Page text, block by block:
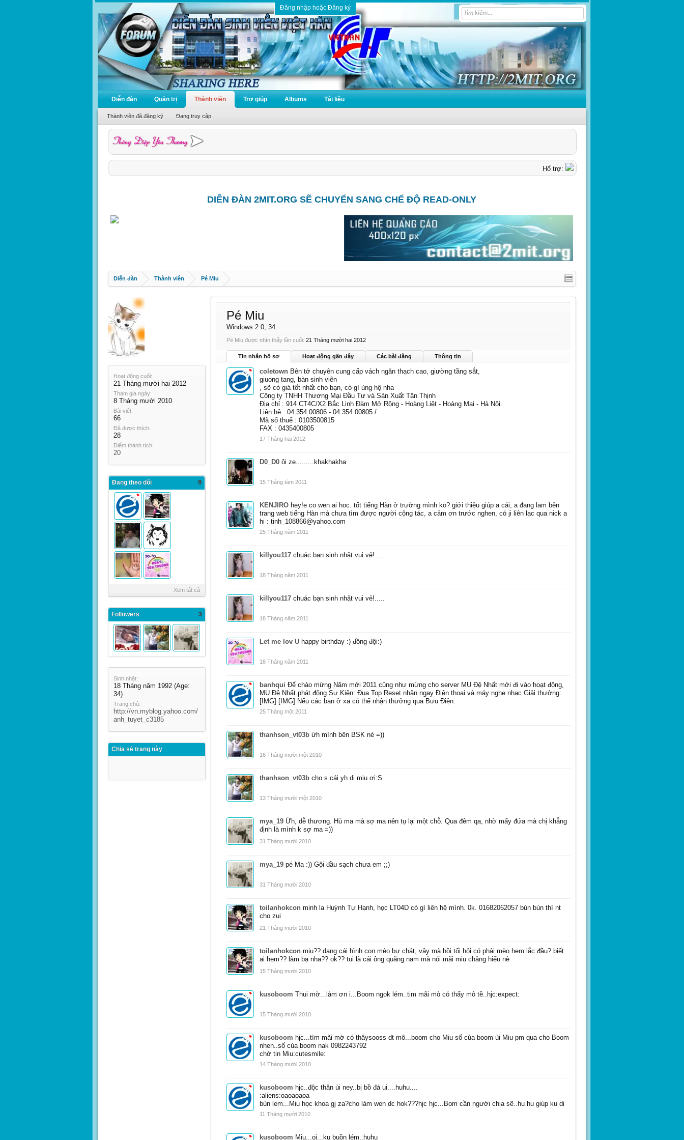
Đăng nhập hoặc Đăng ký
Diễn đàn Quản trị Thành viên
Thành viên đã đăng ký Đang truy cập
Trợ giúp Albums Tài liệu
Hổ trợ:
DIỄN ĐÀN 2MIT.ORG SẼ CHUYỂN SANG CHẾ ĐỘ READ-ONLY
Diễn đàn Thành viên Pé Miu
Hoạt động cuối:
21 Tháng mười hai 2012
Tham gia ngày:
8 Tháng mười 2010
Bài viết:
66
Đã được thích:
28
Điểm thành tích:
20
Đang theo dõi 9
Xem tất cả
Followers 3
Sinh nhật:
18 Tháng năm 1992 (Age:
34)
Trang chủ:
http://vn.myblog.yahoo.com/
anh_tuyet_c3185
Chia sẻ trang này
Pé Miu
Windows 2.0, 34
Pé Miu được nhìn thấy lần cuối: 21 Tháng mười hai 2012
Tin nhắn hồ sơ Hoạt động gần đây Các bài đăng Thông tin
coletown Bên tớ chuyên cung cấp vách ngăn thạch cao, giường tầng sắt,
giuong tang, bàn sinh viên
, sẽ có giá tốt nhất cho bạn, có gì ủng hộ nha
Công ty TNHH Thương Mại Đầu Tư và Sản Xuất Tân Thịnh
Địa chỉ : 914 CT4C/X2 Bắc Linh Đàm Mở Rộng - Hoàng Liệt - Hoàng Mai - Hà Nội.
Liên hệ : 04.354.00806 - 04.354.00805 /
Mã số thuế : 0103500815
FAX : 0435400805
17 Tháng hai 2012
D0_D0 ôi ze.........khakhakha
15 Tháng tám 2011
KENJIRO hey!e co wen ai hoc. tốt tiếng Hàn ở trường mình ko? giới thiệu giúp a cái, a đang lam bên
trang web tiếng Hàn mà chưa tìm được người cộng tác, a cảm ơn trước nghen, có ji liên lạc qua nick a
hi : tinh_108866@yahoo.com
25 Tháng năm 2011
killyou117 chuác bạn sinh nhật vui vẻ!.....
18 Tháng năm 2011
killyou117 chuác bạn sinh nhật vui vẻ!.....
18 Tháng năm 2011
Let me lov U happy birthday :) đồng đội:)
18 Tháng năm 2011
banhqui Để chào mừng Năm mới 2011 cũng như mừng cho server MU Đệ Nhất mới đi vào hoạt động,
MU Đệ Nhất phát động Sự Kiện: Đua Top Reset nhận ngay Điện thoại và máy nghe nhạc Giải thưởng:
[IMG] [IMG] Nếu các bạn ở xa có thể nhận thưởng qua Bưu Điện.
25 Tháng một 2011
thanhson_vt03b ừh mình bên BSK nè =))
16 Tháng mười một 2010
thanhson_vt03b cho s cái yh di miu ơi:S
13 Tháng mười một 2010
mya_19 Ừh, dễ thương. Hù ma mà sợ ma nên tụ lại một chỗ. Qua đêm qa, nhờ mấy đứa mà chị khẳng
định là mình k sợ ma =))
31 Tháng mười 2010
mya_19 pé Ma :)) Gội đầu sạch chưa em ;;)
31 Tháng mười 2010
toilanhokcon minh la Huỳnh Tự Hạnh, học LT04D có gì liên hệ mình. 0k. 01682062057 bùn bùn thì nt
cho zui
21 Tháng mười 2010
toilanhokcon miu?? dang cái hình con mèo bự chát, vậy mà hồi tối hỏi có phải mèo hem lắc đầu? biết
ai hem?? làm bạ nha?? ok?? tui là cái ông quãng nam mà nói mãi miu chảng hiểu nè
15 Tháng mười 2010
kusoboom Thui mờ...làm ơn i...Boom ngok lém..tim mãi mò có thấy mô tề..hjc:expect:
15 Tháng mười 2010
kusoboom hjc...tìm mãi mờ có thâysooss dt mô...boom cho Miu số của boom ùi Miu pm qua cho Boom
nhen..số của boom nak 0982243792
chờ tin Miu:cutesmile:
14 Tháng mười 2010
kusoboom hjc..độc thân ùi ney..bị bồ đá ui....huhu....
:aliens:oaoaoaoa
bùn lem...Miu học khoa gj za?cho làm wen dc hok???hjc hjc...Bom cần người chia sẽ..hu hu giúp ku di
11 Tháng mười 2010
kusoboom Miu...oi...ku buồn lém..huhu